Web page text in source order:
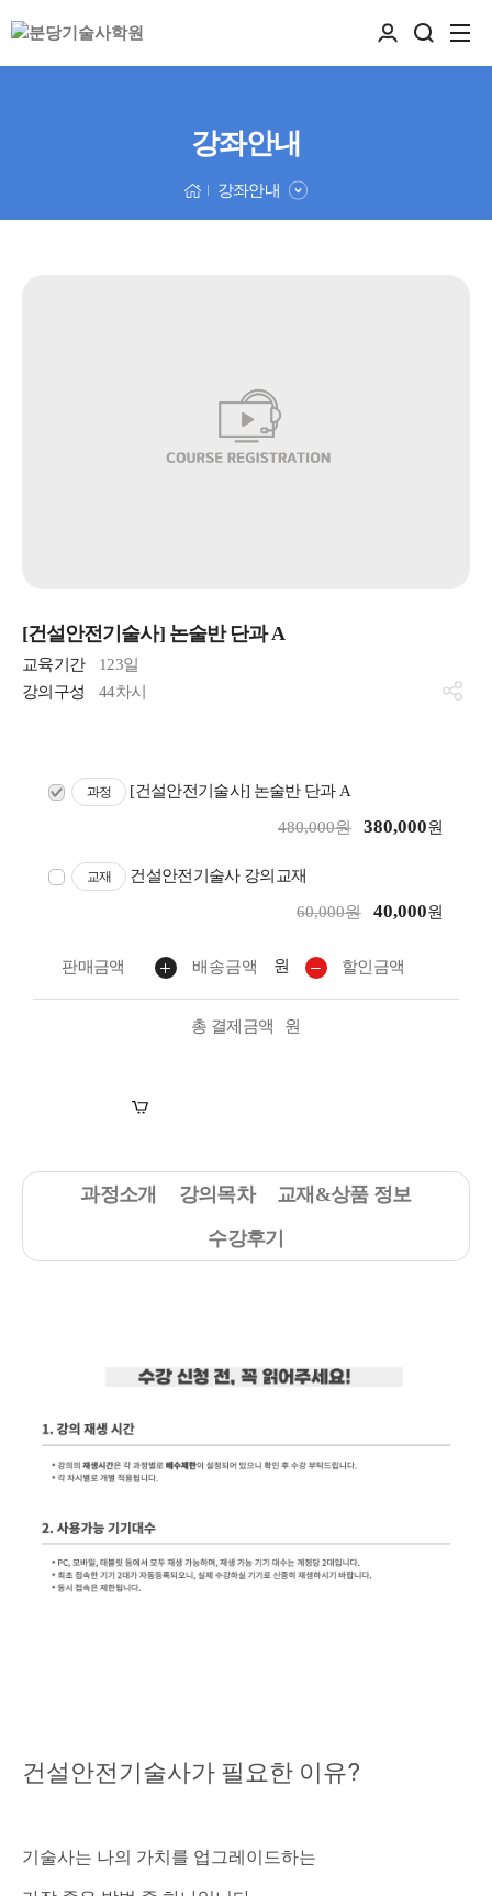
강좌안내
강좌안내
[건설안전기술사] 논술반 단과 A
교육기간
123일
강의구성
44차시
과정 [건설안전기술사] 논술반 단과 A
480,000원 380,000원
교재 건설안전기술사 강의교재
60,000원 40,000원
판매금액 배송금액 원 할인금액
총 결제금액 원
과정소개 강의목차
교재&상품 정보
수강후기
건설안전기술사가 필요한 이유?
기술사는 나의 가치를 업그레이드하는